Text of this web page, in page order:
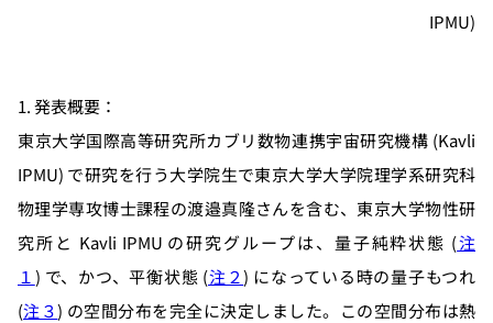
IPMU)
1. 発表概要：
東京大学国際高等研究所カブリ数物連携宇宙研究機構 (Kavli
IPMU) で研究を行う大学院生で東京大学大学院理学系研究科
物理学専攻博士課程の渡邉真隆さんを含む、東京大学物性研
究所と Kavli IPMU の研究グループは、量子純粋状態 (注
１ ) で、かつ、平衡状態 (注２) になっている時の量子もつれ
(注３) の空間分布を完全に決定しました。この空間分布は熱